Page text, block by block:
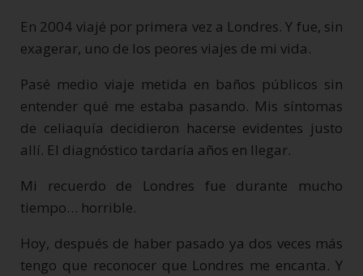
En 2004 viajé por primera vez a Londres. Y fue, sin
exagerar, uno de los peores viajes de mi vida.
Pasé medio viaje metida en baños públicos sin
entender qué me estaba pasando. Mis síntomas
de celiaquía decidieron hacerse evidentes justo
allí. El diagnóstico tardaría años en llegar.
Mi recuerdo de Londres fue durante mucho
tiempo… horrible.
Hoy, después de haber pasado ya dos veces más
tengo que reconocer que Londres me encanta. Y